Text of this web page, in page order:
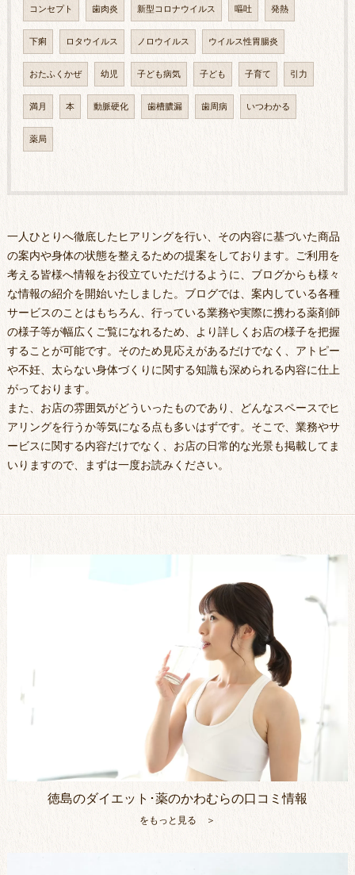
コンセプト 歯肉炎 新型コロナウイルス 嘔吐 発熱
下痢 ロタウイルス ノロウイルス ウイルス性胃腸炎
おたふくかぜ 幼児 子ども病気 子ども 子育て 引力
満月 本 動脈硬化 歯槽膿漏 歯周病 いつわかる
薬局
一人ひとりへ徹底したヒアリングを行い、その内容に基づいた商品
の案内や身体の状態を整えるための提案をしております。ご利用を
考える皆様へ情報をお役立ていただけるように、ブログからも様々
な情報の紹介を開始いたしました。ブログでは、案内している各種
サービスのことはもちろん、行っている業務や実際に携わる薬剤師
の様子等が幅広くご覧になれるため、より詳しくお店の様子を把握
することが可能です。そのため見応えがあるだけでなく、アトピー
や不妊、太らない身体づくりに関する知識も深められる内容に仕上
がっております。
また、お店の雰囲気がどういったものであり、どんなスペースでヒ
アリングを行うか等気になる点も多いはずです。そこで、業務やサ
ービスに関する内容だけでなく、お店の日常的な光景も掲載してま
いりますので、まずは一度お読みください。
徳島のダイエット･薬のかわむらの口コミ情報
をもっと見る ＞